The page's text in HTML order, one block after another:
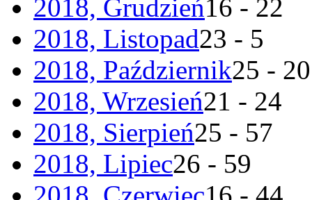
2018, Grudzień16 - 22
2018, Listopad23 - 5
2018, Październik25 - 20
2018, Wrzesień21 - 24
2018, Sierpień25 - 57
2018, Lipiec26 - 59